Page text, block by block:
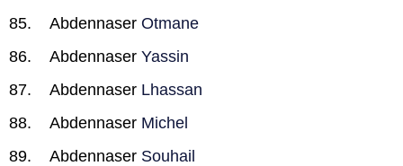
Abdennaser Otmane
Abdennaser Yassin
Abdennaser Lhassan
Abdennaser Michel
Abdennaser Souhail